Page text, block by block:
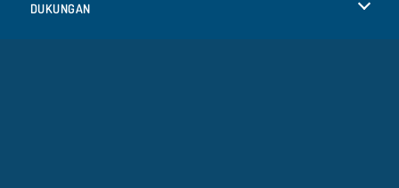
DUKUNGAN